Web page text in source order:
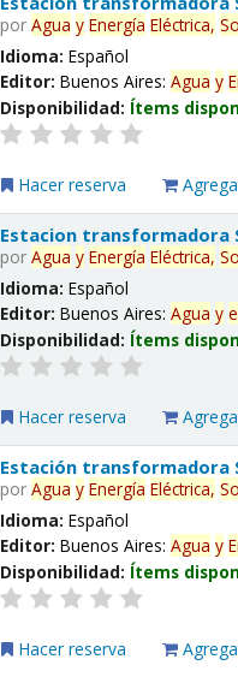
porAgua y Energía Eléctrica,
Idioma:Español
Editor:Buenos Aires:Agua y
Disponibilidad: Ítems
Hacer reserva
Estacion transformadora
porAgua y Energía Eléctrica,
Idioma:Español
Editor:Buenos Aires:Agua y
Disponibilidad: Ítems
Hacer reserva
Estación transformadora
porAgua y Energía Eléctrica,
Idioma:Español
Editor:Buenos Aires:Agua y
Disponibilidad: Ítems
Hacer reserva